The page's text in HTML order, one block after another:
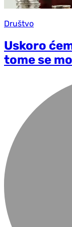
Društvo
Uskoro
tome se